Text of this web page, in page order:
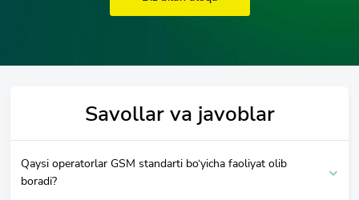
Savollar va javoblar
Qaysi operatorlar GSM standarti bo‘yicha faoliyat olib
boradi?